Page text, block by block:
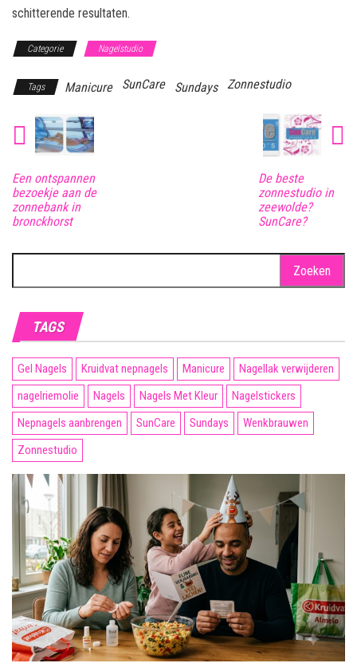
schitterende resultaten.
Categorie Nagelstudio
Tags Manicure SunCare Sundays Zonnestudio
Een ontspannen
bezoekje aan de
zonnebank in
bronckhorst
De beste
zonnestudio in
zeewolde?
SunCare?
naar:
TAGS
Gel Nagels Kruidvat nepnagels Manicure
Nagellak verwijderen
nagelriemolie
Nagels Nagels Met Kleur
Nagelstickers
Nepnagels aanbrengen
SunCare Sundays
Wenkbrauwen
Zonnestudio